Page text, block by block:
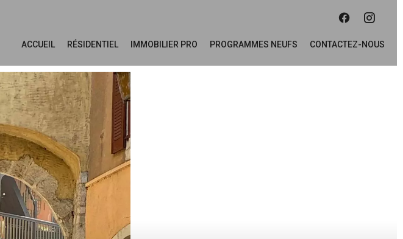
ACCUEIL RÉSIDENTIEL IMMOBILIER PRO PROGRAMMES NEUFS CONTACTEZ-NOUS